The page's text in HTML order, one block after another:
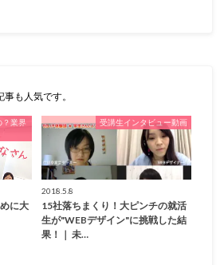
事も人気です。
業界
に大
受講生インタビュー動画
2018.5.8
15社落ちまくり！大ピンチの就活
生が"WEBデザイン"に挑戦した結
果！｜ 未…